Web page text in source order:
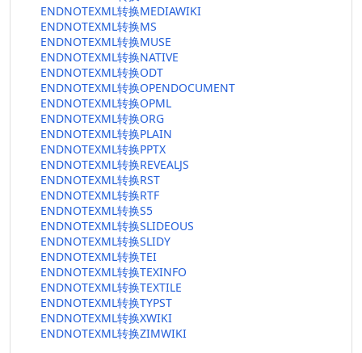
ENDNOTEXML转换MEDIAWIKI
ENDNOTEXML转换MS
ENDNOTEXML转换MUSE
ENDNOTEXML转换NATIVE
ENDNOTEXML转换ODT
ENDNOTEXML转换OPENDOCUMENT
ENDNOTEXML转换OPML
ENDNOTEXML转换ORG
ENDNOTEXML转换PLAIN
ENDNOTEXML转换PPTX
ENDNOTEXML转换REVEALJS
ENDNOTEXML转换RST
ENDNOTEXML转换RTF
ENDNOTEXML转换S5
ENDNOTEXML转换SLIDEOUS
ENDNOTEXML转换SLIDY
ENDNOTEXML转换TEI
ENDNOTEXML转换TEXINFO
ENDNOTEXML转换TEXTILE
ENDNOTEXML转换TYPST
ENDNOTEXML转换XWIKI
ENDNOTEXML转换ZIMWIKI